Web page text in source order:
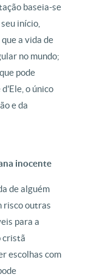
baseia-se
início,
a vida de
no mundo;
pode
o único
e da
inocente
de alguém
risco outras
para a
cristã
escolhas com